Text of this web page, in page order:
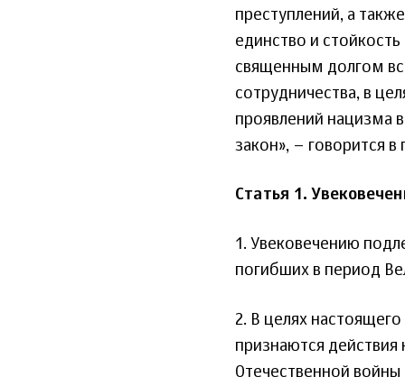
преступлений, а
единство и
священным долгом
сотрудничества, в
проявлений нацизма
закон», – говорится в
Статья 1.
1. Увековечению
погибших в период
2. В целях
признаются
Отечественной войны